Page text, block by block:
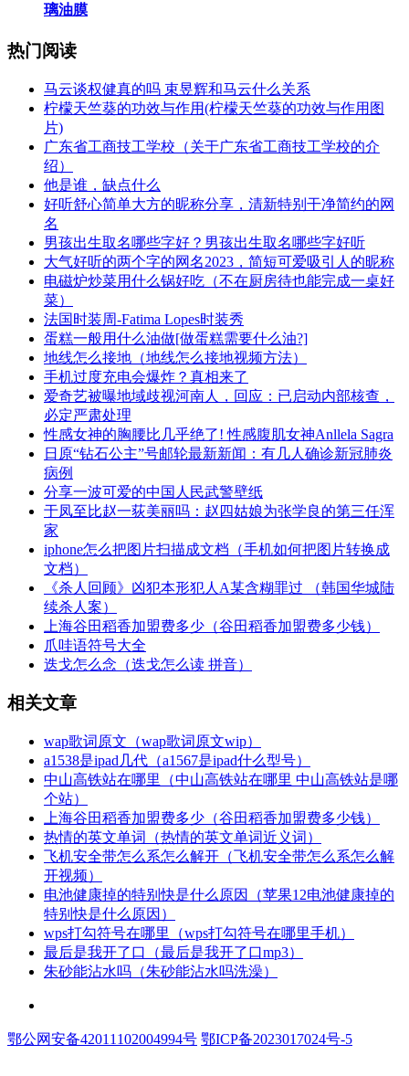
璃油膜
热门阅读
​马云谈权健真的吗 束昱辉和马云什么关系
​柠檬天竺葵的功效与作用(柠檬天竺葵的功效与作用图
片)
​广东省工商技工学校（关于广东省工商技工学校的介
绍）
​他是谁，缺点什么
​好听舒心简单大方的昵称分享，清新特别干净简约的网
名
​男孩出生取名哪些字好？男孩出生取名哪些字好听
​大气好听的两个字的网名2023，简短可爱吸引人的昵称
电磁炉炒菜用什么锅好吃（不在厨房待也能完成一桌好
菜）
​法国时装周-Fatima Lopes时装秀
​蛋糕一般用什么油做[做蛋糕需要什么油?]
​地线怎么接地（地线怎么接地视频方法）
​手机过度充电会爆炸？真相来了
​爱奇艺被曝地域歧视河南人，回应：已启动内部核查，
必定严肃处理
​性感女神的胸腰比几乎绝了! 性感腹肌女神Anllela Sagra
​日原“钻石公主”号邮轮最新新闻：有几人确诊新冠肺炎
病例
​分享一波可爱的中国人民武警壁纸
​于凤至比赵一荻美丽吗：赵四姑娘为张学良的第三任浑
家
​iphone怎么把图片扫描成文档（手机如何把图片转换成
文档）
​《杀人回顾》凶犯本形犯人A某含糊罪过 （韩国华城陆
续杀人案）
​上海谷田稻香加盟费多少（谷田稻香加盟费多少钱）
​爪哇语符号大全
​迭戈怎么念（迭戈怎么读 拼音）
相关文章
​wap歌词原文（wap歌词原文wip）
​a1538是ipad几代（a1567是ipad什么型号）
​中山高铁站在哪里（中山高铁站在哪里 中山高铁站是哪
个站）
​上海谷田稻香加盟费多少（谷田稻香加盟费多少钱）
​热情的英文单词（热情的英文单词近义词）
​飞机安全带怎么系怎么解开（飞机安全带怎么系怎么解
开视频）
​电池健康掉的特别快是什么原因（苹果12电池健康掉的
特别快是什么原因）
​wps打勾符号在哪里（wps打勾符号在哪里手机）
​最后是我开了口（最后是我开了口mp3）
​朱砂能沾水吗（朱砂能沾水吗洗澡）
鄂公网安备42011102004994号 鄂ICP备2023017024号-5